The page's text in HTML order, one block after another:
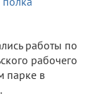
работы по
рабочего
парке в